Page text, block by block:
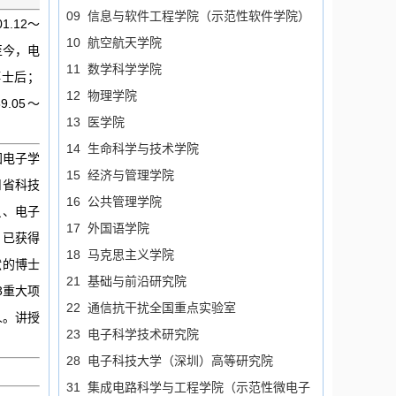
～
，电
后；
～
子学
科技
电子
获得
博士
大项
讲授
09 信息与软件工程学院（示范性软件学院）
10 航空航天学院
11 数学科学学院
12 物理学院
13 医学院
14 生命科学与技术学院
15 经济与管理学院
16 公共管理学院
17 外国语学院
18 马克思主义学院
21 基础与前沿研究院
22 通信抗干扰全国重点实验室
23 电子科学技术研究院
28 电子科技大学（深圳）高等研究院
31 集成电路科学与工程学院（示范性微电子